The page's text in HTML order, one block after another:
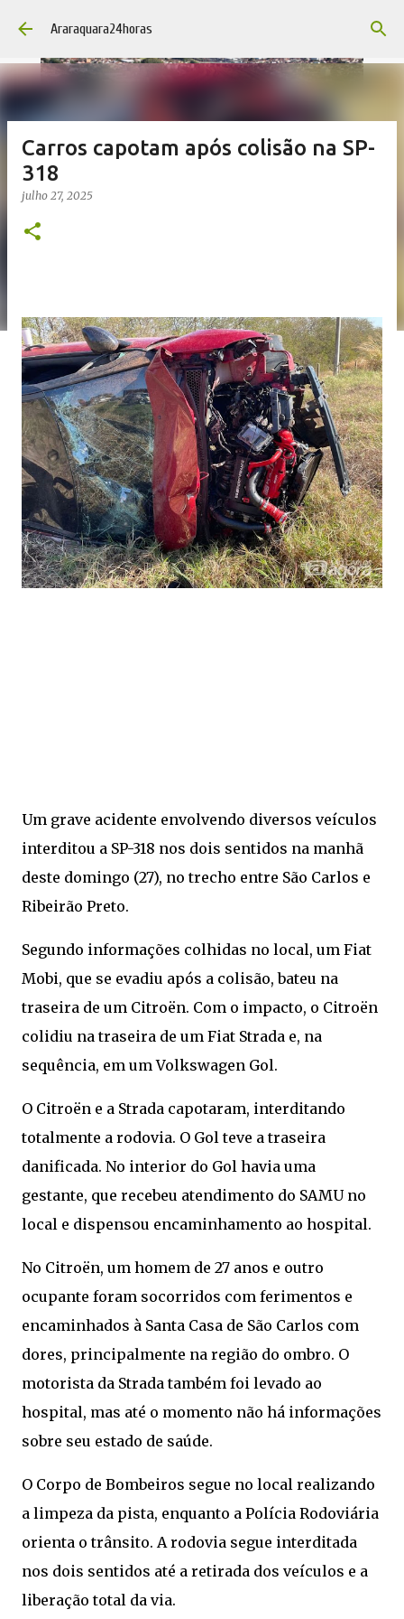
Pular para o conteúdo principal
Araraquara24horas
Carros capotam após colisão na SP-
318
julho 27, 2025
Um grave acidente envolvendo diversos veículos
interditou a SP-318 nos dois sentidos na manhã
deste domingo (27), no trecho entre São Carlos e
Ribeirão Preto.
Segundo informações colhidas no local, um Fiat
Mobi, que se evadiu após a colisão, bateu na
traseira de um Citroën. Com o impacto, o Citroën
colidiu na traseira de um Fiat Strada e, na
sequência, em um Volkswagen Gol.
O Citroën e a Strada capotaram, interditando
totalmente a rodovia. O Gol teve a traseira
danificada. No interior do Gol havia uma
gestante, que recebeu atendimento do SAMU no
local e dispensou encaminhamento ao hospital.
No Citroën, um homem de 27 anos e outro
ocupante foram socorridos com ferimentos e
encaminhados à Santa Casa de São Carlos com
dores, principalmente na região do ombro. O
motorista da Strada também foi levado ao
hospital, mas até o momento não há informações
sobre seu estado de saúde.
O Corpo de Bombeiros segue no local realizando
a limpeza da pista, enquanto a Polícia Rodoviária
orienta o trânsito. A rodovia segue interditada
nos dois sentidos até a retirada dos veículos e a
liberação total da via.